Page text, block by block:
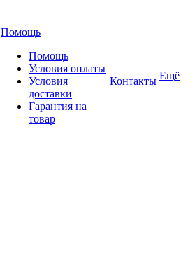
Помощь
Помощь
Условия оплаты
Условия
доставки
Гарантия на
товар
Контакты Ещё